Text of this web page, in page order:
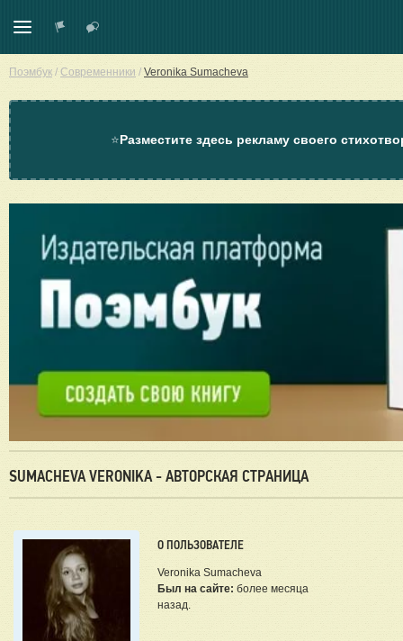
Поэмбук / Современники / Veronika Sumacheva
⭐Разместите здесь рекламу своего
SUMACHEVA VERONIKA - АВТОРСКАЯ СТРАНИЦА
О ПОЛЬЗОВАТЕЛЕ
Veronika Sumacheva
Был на сайте: более месяца
назад.